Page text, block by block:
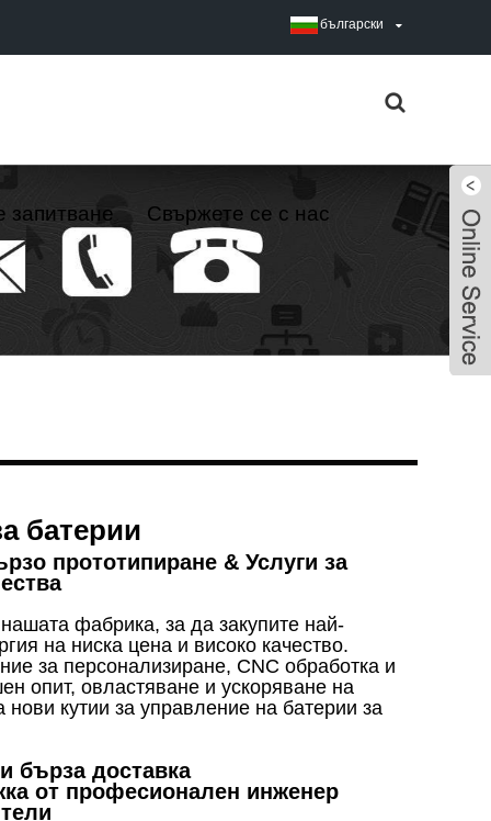
български
запитване Свържете се с нас
батерии
прототипиране & Услуги за
фабрика, за да закупите най-
на ниска цена и високо качество.
за персонализиране, CNC обработка и
опит, овластяване и ускоряване на
кутии за управление на батерии за
бърза доставка
от професионален инженер